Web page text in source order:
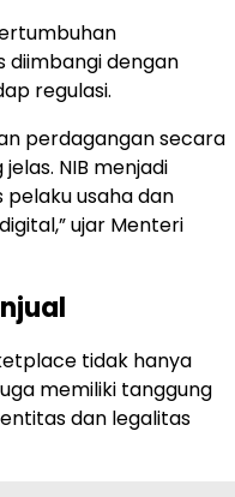
diimbangi dengan
regulasi.
perdagangan secara
NIB menjadi
usaha dan
ujar Menteri
tidak hanya
memiliki tanggung
dan legalitas